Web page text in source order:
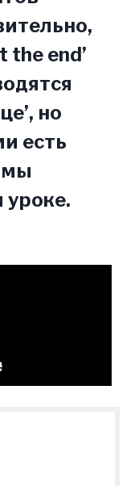
the end’
но
есть
мы
уроке.